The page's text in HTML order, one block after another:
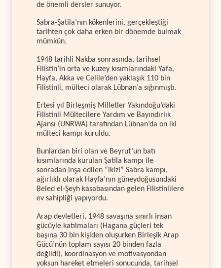
de önemli dersler sunuyor.
Sabra-Şatila’nın kökenlerini, gerçekleştiği
tarihten çok daha erken bir dönemde bulmak
mümkün.
1948 tarihli Nakba sonrasında, tarihsel
Filistin’in orta ve kuzey kısımlarındaki Yafa,
Hayfa, Akka ve Celile’den yaklaşık 110 bin
Filistinli, mülteci olarak Lübnan’a sığınmıştı.
Ertesi yıl Birleşmiş Milletler Yakındoğu’daki
Filistinli Mültecilere Yardım ve Bayındırlık
Ajansı (UNRWA) tarafından Lübnan’da on iki
mülteci kampı kuruldu.
Bunlardan biri olan ve Beyrut’un batı
kısımlarında kurulan Şatila kampı ile
sonradan inşa edilen “ikizi” Sabra kampı,
ağırlıklı olarak Hayfa’nın güneydoğusundaki
Beled el-Şeyh kasabasından gelen Filistinlilere
ev sahipliği yapıyordu.
Arap devletleri, 1948 savaşına sınırlı insan
gücüyle katılmaları (Hagana güçleri tek
başına 30 bin kişiden oluşurken Birleşik Arap
Gücü’nün toplam sayısı 20 binden fazla
değildi), koordinasyon ve motivasyondan
yoksun hareket etmeleri sonucunda, tarihsel